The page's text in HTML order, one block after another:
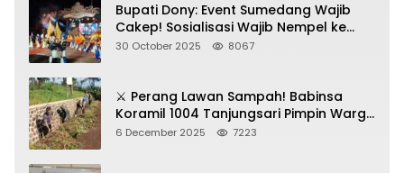
Bupati Dony: Event Sumedang Wajib
Cakep! Sosialisasi Wajib Nempel ke
Seni Budaya!
30 October 2025 8067
⚔️ Perang Lawan Sampah! Babinsa
Koramil 1004 Tanjungsari Pimpin Warga
Bersihkan Gorong-Gorong & Plastik
6 December 2025 7223